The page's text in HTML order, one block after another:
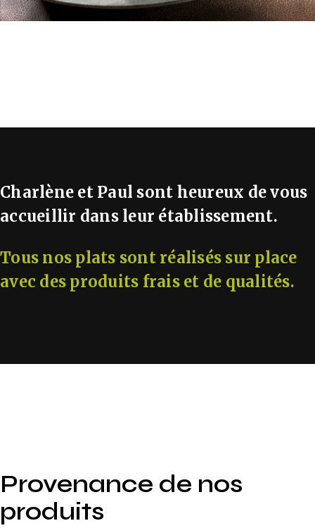
Charlène et Paul sont heureux de vous
accueillir dans leur établissement.
Tous nos plats sont réalisés sur place
avec des produits frais et de qualités.
Provenance de nos
produits